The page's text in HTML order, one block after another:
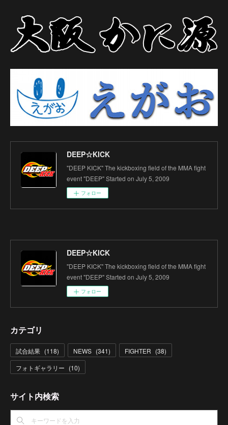
DEEP☆KICK
"DEEP KICK" The kickboxing field of the MMA fight
event "DEEP" Started on July 5, 2009
フォロー
DEEP☆KICK
"DEEP KICK" The kickboxing field of the MMA fight
event "DEEP" Started on July 5, 2009
フォロー
カテゴリ
試合結果 (118) NEWS (341) FIGHTER (38)
フォトギャラリー (10)
サイト内検索